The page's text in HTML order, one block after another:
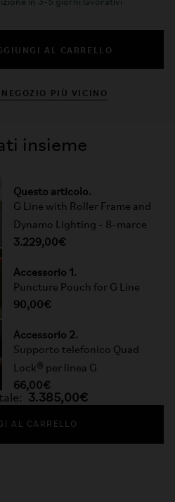
in 3-5 giorni lavorativi
AL CARRELLO
PIÙ VICINO
insieme
Questo articolo.
G Line with Roller Frame and
Dynamo Lighting - 8-marce
3.229,00€
Accessorio 1.
Puncture Pouch for G Line
90,00€
Accessorio 2.
Supporto telefonico Quad
Lock® per linea G
66,00€
3.385,00€
AL CARRELLO